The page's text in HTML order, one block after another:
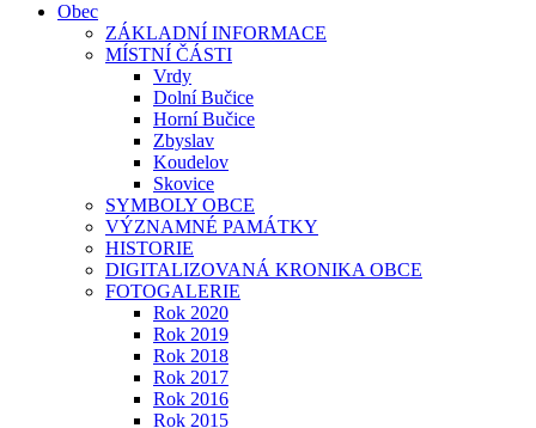
Obec
ZÁKLADNÍ INFORMACE
MÍSTNÍ ČÁSTI
Vrdy
Dolní Bučice
Horní Bučice
Zbyslav
Koudelov
Skovice
SYMBOLY OBCE
VÝZNAMNÉ PAMÁTKY
HISTORIE
DIGITALIZOVANÁ KRONIKA OBCE
FOTOGALERIE
Rok 2020
Rok 2019
Rok 2018
Rok 2017
Rok 2016
Rok 2015